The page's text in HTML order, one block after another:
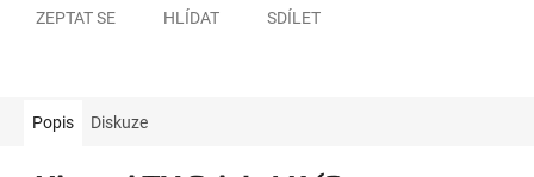
ZEPTAT SE HLÍDAT SDÍLET
Popis Diskuze